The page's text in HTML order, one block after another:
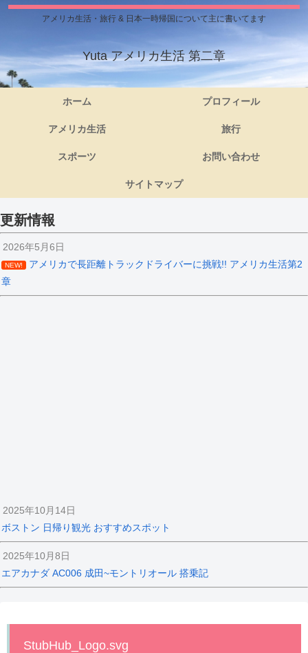
アメリカ生活・旅行 & 日本一時帰国について主に書いてます
Yuta アメリカ生活 第二章
ホーム プロフィール
アメリカ生活 旅行
スポーツ お問い合わせ
サイトマップ
更新情報
2026年5月6日
NEW!
アメリカで長距離トラックドライバーに挑戦!! アメリカ生活第2
章
2025年10月14日
ボストン 日帰り観光 おすすめスポット
2025年10月8日
エアカナダ AC006 成田~モントリオール 搭乗記
StubHub_Logo.svg